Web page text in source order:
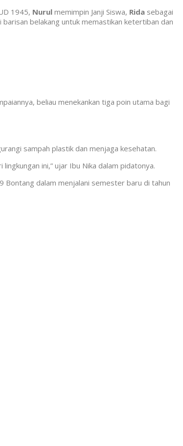
1945, Nurul memimpin Janji Siswa, Rida sebagai
belakang untuk memastikan ketertiban dan
beliau menekankan tiga poin utama bagi
sampah plastik dan menjaga kesehatan.
ini,” ujar Ibu Nika dalam pidatonya.
Bontang dalam menjalani semester baru di tahun